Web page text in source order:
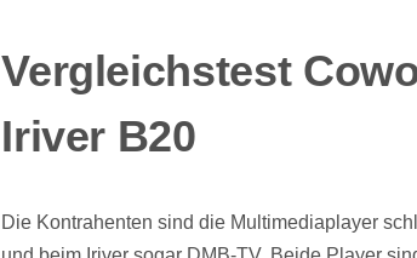
Vergleichstest
Iriver B20
Die Kontrahenten sind die Multimediaplayer